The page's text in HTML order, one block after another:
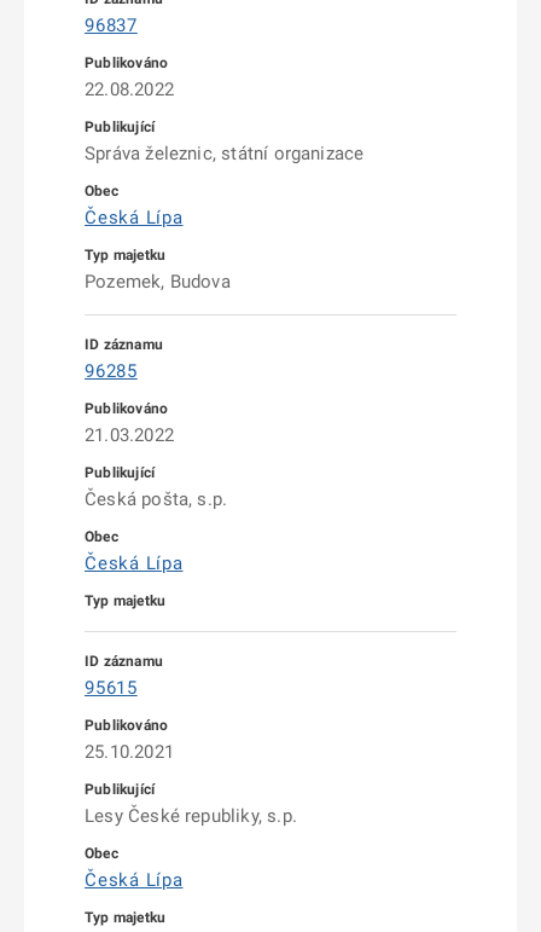
96837
22.08.2022
Správa železnic, státní organizace
Česká Lípa
Pozemek, Budova
96285
21.03.2022
Česká pošta, s.p.
Česká Lípa
95615
25.10.2021
Lesy České republiky, s.p.
Česká Lípa